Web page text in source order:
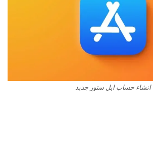
انشاء حساب ابل ستور جديد